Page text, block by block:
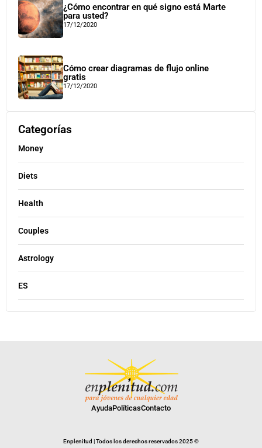
¿Cómo encontrar en qué signo está Marte
para usted?
17/12/2020
Cómo crear diagramas de flujo online
gratis
17/12/2020
Categorías
Money
Diets
Health
Couples
Astrology
ES
AyudaPolíticasContacto
Enplenitud | Todos los derechos reservados 2025 ©